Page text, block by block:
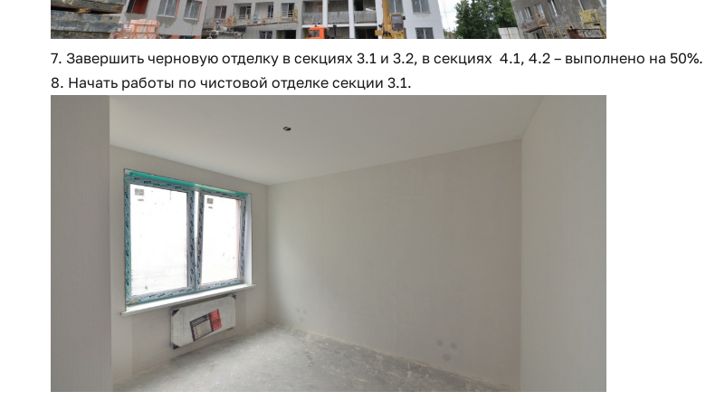
7. Завершить черновую отделку в секциях 3.1 и 3.2, в секциях 4.1, 4.2 – выполнено на 50%.
8. Начать работы по чистовой отделке секции 3.1.